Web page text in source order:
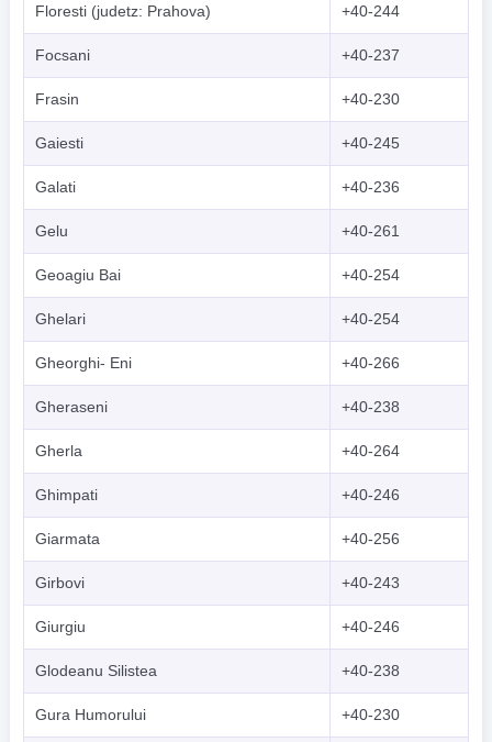
Floresti (judetz: Prahova) +40-244
Focsani +40-237
Frasin +40-230
Gaiesti +40-245
Galati +40-236
Gelu +40-261
Geoagiu Bai +40-254
Ghelari +40-254
Gheorghi- Eni +40-266
Gheraseni +40-238
Gherla +40-264
Ghimpati +40-246
Giarmata +40-256
Girbovi +40-243
Giurgiu +40-246
Glodeanu Silistea +40-238
Gura Humorului +40-230